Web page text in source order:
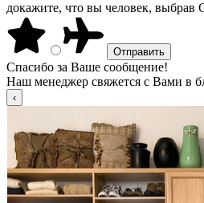
докажите, что вы человек, выбрав
Спасибо за Ваше сообщение!
Наш менеджер свяжется с Вами в